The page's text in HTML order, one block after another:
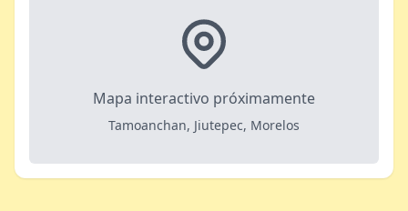
Mapa interactivo próximamente
Tamoanchan, Jiutepec, Morelos